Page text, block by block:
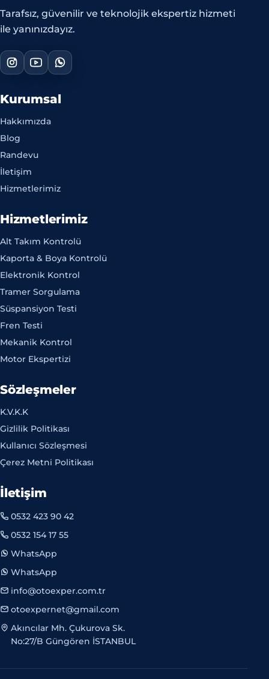
Tarafsız, güvenilir ve teknolojik ekspertiz hizmeti
ile yanınızdayız.
Kurumsal
Hakkımızda
Blog
Randevu
İletişim
Hizmetlerimiz
Hizmetlerimiz
Alt Takım Kontrolü
Kaporta & Boya Kontrolü
Elektronik Kontrol
Tramer Sorgulama
Süspansiyon Testi
Fren Testi
Mekanik Kontrol
Motor Ekspertizi
Sözleşmeler
K.V.K.K
Gizlilik Politikası
Kullanıcı Sözleşmesi
Çerez Metni Politikası
İletişim
0532 423 90 42
0532 154 17 55
WhatsApp
WhatsApp
info@otoexper.com.tr
otoexpernet@gmail.com
Akıncılar Mh. Çukurova Sk.
No:27/B Güngören İSTANBUL